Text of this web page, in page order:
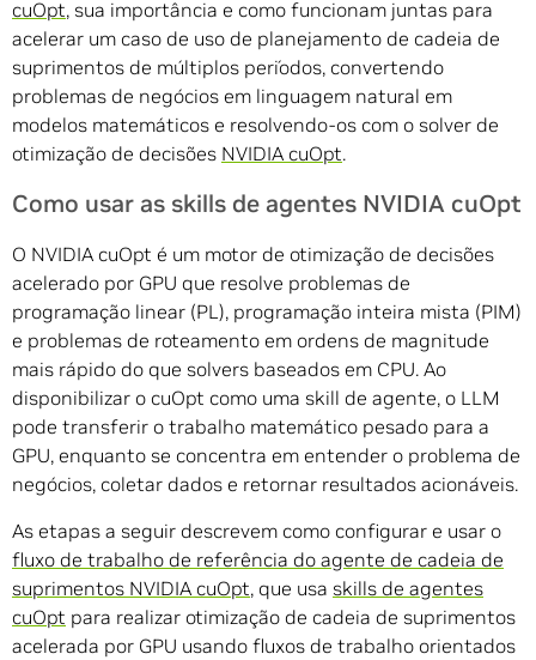
cuOpt, sua importância e como funcionam juntas para
acelerar um caso de uso de planejamento de cadeia de
suprimentos de múltiplos períodos, convertendo
problemas de negócios em linguagem natural em
modelos matemáticos e resolvendo-os com o solver de
otimização de decisões NVIDIA cuOpt.
Como usar as skills de agentes NVIDIA cuOpt
O NVIDIA cuOpt é um motor de otimização de decisões
acelerado por GPU que resolve problemas de
programação linear (PL), programação inteira mista (PIM)
e problemas de roteamento em ordens de magnitude
mais rápido do que solvers baseados em CPU. Ao
disponibilizar o cuOpt como uma skill de agente, o LLM
pode transferir o trabalho matemático pesado para a
GPU, enquanto se concentra em entender o problema de
negócios, coletar dados e retornar resultados acionáveis.
As etapas a seguir descrevem como configurar e usar o
fluxo de trabalho de referência do agente de cadeia de
suprimentos NVIDIA cuOpt, que usa skills de agentes
cuOpt para realizar otimização de cadeia de suprimentos
acelerada por GPU usando fluxos de trabalho orientados